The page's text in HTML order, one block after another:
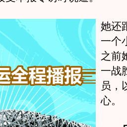
她还
一个
之前
一战
员，
心。